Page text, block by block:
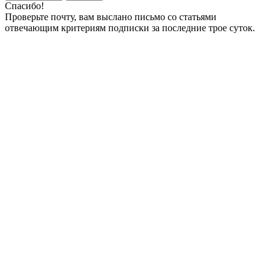
Спасибо!
Проверьте почту, вам выслано письмо со статьями
отвечающим критериям подписки за последние трое суток.